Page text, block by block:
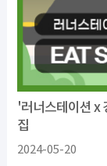
'러너스테이션 x
집
2024-05-20